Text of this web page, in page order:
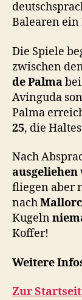
Balearen ein
Die Spiele
zwischen
de Palma
Avinguda
Palma
25, die
Nach
ausgeliehen
fliegen aber
nach
Kugeln
Koffer!
Weitere
Zur